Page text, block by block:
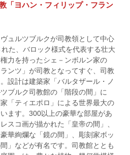
「ヨハン・フィリップ・フラン
ュルツブルクが司教領として中心
た、バロック様式を代表する壮大
力を持ったシェ－ンボルン家の
ンツ」が司教となってすぐ、司教
設計は建築家「バルタザール・ノ
ブルク司教館の「階段の間」に
「ティエポロ」による世界最大の
ます。300以上の豪華な部屋があ
スコ画が描かれた「皇帝の間」、
華絢爛な「鏡の間」、彫刻家ボッ
」などが有名です。司教館ととも